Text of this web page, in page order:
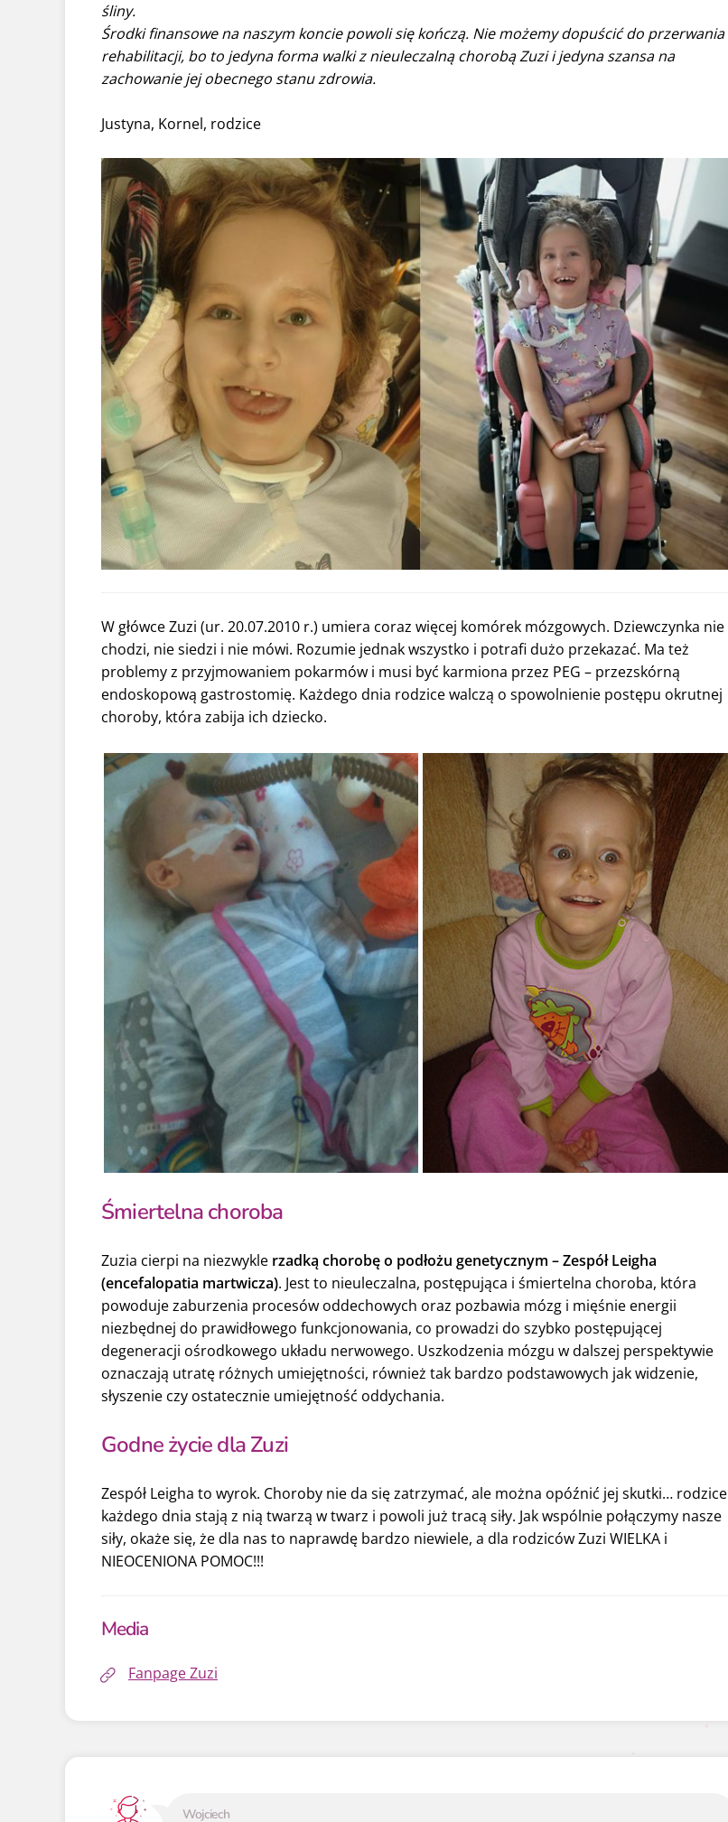
śliny.
Środki finansowe na naszym koncie powoli się kończą. Nie możemy dopuścić do przerwania
rehabilitacji, bo to jedyna forma walki z nieuleczalną chorobą Zuzi i jedyna szansa na
zachowanie jej obecnego stanu zdrowia.
Justyna, Kornel, rodzice
W główce Zuzi (ur. 20.07.2010 r.) umiera coraz więcej komórek mózgowych. Dziewczynka nie
chodzi, nie siedzi i nie mówi. Rozumie jednak wszystko i potrafi dużo przekazać. Ma też
problemy z przyjmowaniem pokarmów i musi być karmiona przez PEG – przezskórną
endoskopową gastrostomię. Każdego dnia rodzice walczą o spowolnienie postępu okrutnej
choroby, która zabija ich dziecko.
Śmiertelna choroba
Zuzia cierpi na niezwykle rzadką chorobę o podłożu genetycznym – Zespół Leigha
(encefalopatia martwicza). Jest to nieuleczalna, postępująca i śmiertelna choroba, która
powoduje zaburzenia procesów oddechowych oraz pozbawia mózg i mięśnie energii
niezbędnej do prawidłowego funkcjonowania, co prowadzi do szybko postępującej
degeneracji ośrodkowego układu nerwowego. Uszkodzenia mózgu w dalszej perspektywie
oznaczają utratę różnych umiejętności, również tak bardzo podstawowych jak widzenie,
słyszenie czy ostatecznie umiejętność oddychania.
Godne życie dla Zuzi
Zespół Leigha to wyrok. Choroby nie da się zatrzymać, ale można opóźnić jej skutki… rodzice
każdego dnia stają z nią twarzą w twarz i powoli już tracą siły. Jak wspólnie połączymy nasze
siły, okaże się, że dla nas to naprawdę bardzo niewiele, a dla rodziców Zuzi WIELKA i
NIEOCENIONA POMOC!!!
Media
Fanpage Zuzi
Wojciech